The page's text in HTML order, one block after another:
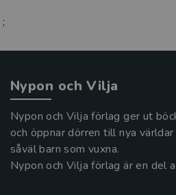
;
Nypon och Vilja
Nypon och Vilja förlag ger ut
och öppnar dörren till nya
såväl barn som vuxna.
Nypon och Vilja förlag är en del